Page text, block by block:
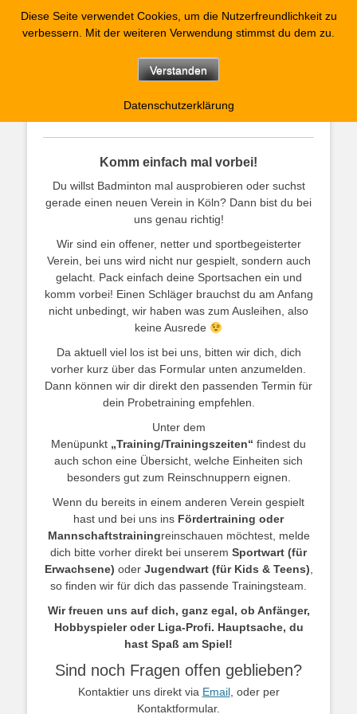
Kölner Federballclub
Probetraining
Komm einfach mal vorbei!
Du willst Badminton mal ausprobieren oder suchst
gerade einen neuen Verein in Köln? Dann bist du bei
uns genau richtig!
Wir sind ein offener, netter und sportbegeisterter
Verein, bei uns wird nicht nur gespielt, sondern auch
gelacht. Pack einfach deine Sportsachen ein und
komm vorbei! Einen Schläger brauchst du am Anfang
nicht unbedingt, wir haben was zum Ausleihen, also
keine Ausrede
Da aktuell viel los ist bei uns, bitten wir dich, dich
vorher kurz über das Formular unten anzumelden.
Dann können wir dir direkt den passenden Termin für
dein Probetraining empfehlen.
Unter dem
Menüpunkt „Training/Trainingszeiten“ findest du
auch schon eine Übersicht, welche Einheiten sich
besonders gut zum Reinschnuppern eignen.
Wenn du bereits in einem anderen Verein gespielt
hast und bei uns ins Fördertraining oder
Mannschaftstrainingreinschauen möchtest, melde
dich bitte vorher direkt bei unserem Sportwart (für
Erwachsene) oder Jugendwart (für Kids & Teens)
so finden wir für dich das passende Trainingsteam.
Wir freuen uns auf dich, ganz egal, ob Anfänger,
Hobbyspieler oder Liga-Profi. Hauptsache, du
hast Spaß am Spiel!
Sind noch Fragen offen geblieben?
Kontaktier uns direkt via Email, oder per
Kontaktformular.
Diese Seite verwendet Cookies, um die Nutzerfreundlichkeit zu
verbessern. Mit der weiteren Verwendung stimmst du dem zu.
Verstanden
Datenschutzerklärung